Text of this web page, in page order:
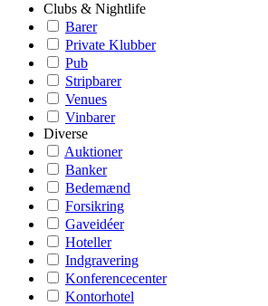
Clubs & Nightlife
Barer
Private Klubber
Pub
Stripbarer
Venues
Vinbarer
Diverse
Auktioner
Banker
Bedemænd
Forsikring
Gaveidéer
Hoteller
Indgravering
Konferencecenter
Kontorhotel